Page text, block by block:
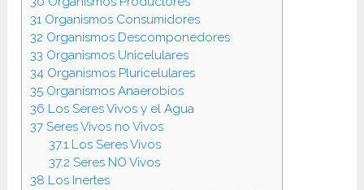
31 Organismos Consumidores
32 Organismos Descomponedores
33 Organismos Unicelulares
34 Organismos Pluricelulares
35 Organismos Anaerobios
36 Los Seres Vivos y el Agua
37 Seres Vivos no Vivos
37.1Los Seres Vivos
37.2 Seres NO Vivos
38 Los Inertes